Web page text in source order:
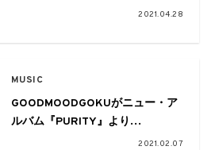
ストーリーテリングな世界2021.04.28
MUSIC
GOODMOODGOKUがニュー・ア
ルバム『PURITY』より
「Nanimo」のオフィシャル・オ
2021.02.07